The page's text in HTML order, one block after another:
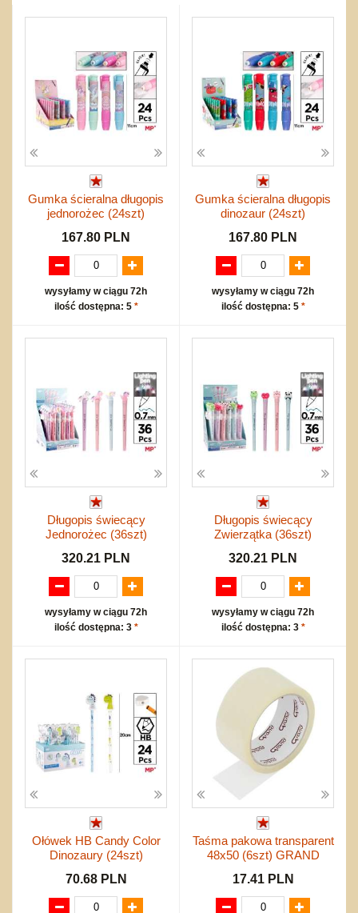
Dźwiekowe
Bajkowe
Inne
Maty do zabawy
Do rozkręcania
Bąki
Pojazdy
Inne
Wyprzedaż
Promocje
Zakupy hurtowe
Koszty przesyłki
Regulamin
Kontakt
Mapa produktów
Gumka ścieralna długopis
jednorożec (24szt)
167.80 PLN
wysyłamy w ciągu 72h
ilość dostępna: 5 *
Gumka ścieralna długopis
dinozaur (24szt)
167.80 PLN
wysyłamy w ciągu 72h
ilość dostępna: 5 *
Długopis świecący
Jednorożec (36szt)
320.21 PLN
wysyłamy w ciągu 72h
ilość dostępna: 3 *
Długopis świecący
Zwierzątka (36szt)
320.21 PLN
wysyłamy w ciągu 72h
ilość dostępna: 3 *
Ołówek HB Candy Color
Dinozaury (24szt)
70.68 PLN
Taśma pakowa transparent
48x50 (6szt) GRAND
17.41 PLN